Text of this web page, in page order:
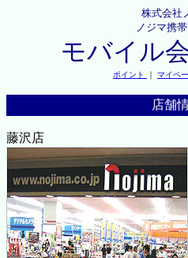
株式会社
ノジマ携
モバイル
ポイント ｜ マイペ
店舗
藤沢店